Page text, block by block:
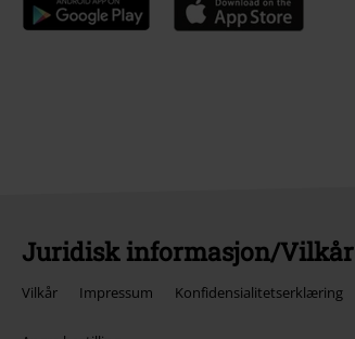
Juridisk informasjon/Vilkår
Vilkår Impressum Konfidensialitetserklæring